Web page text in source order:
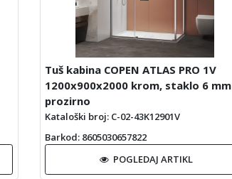
Tuš kabina COPEN ATLAS PRO 1V
1200x900x2000 krom, staklo 6 mm
prozirno
Kataloški broj: C-02-43K12901V
Barkod: 8605030657822
POGLEDAJ ARTIKL